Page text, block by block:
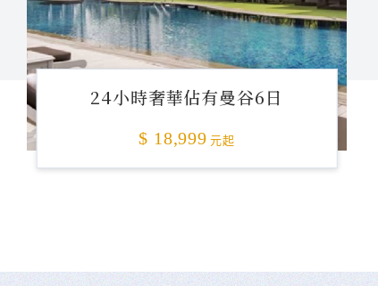
24小時奢華佔有曼谷6日
$ 18,999 元起